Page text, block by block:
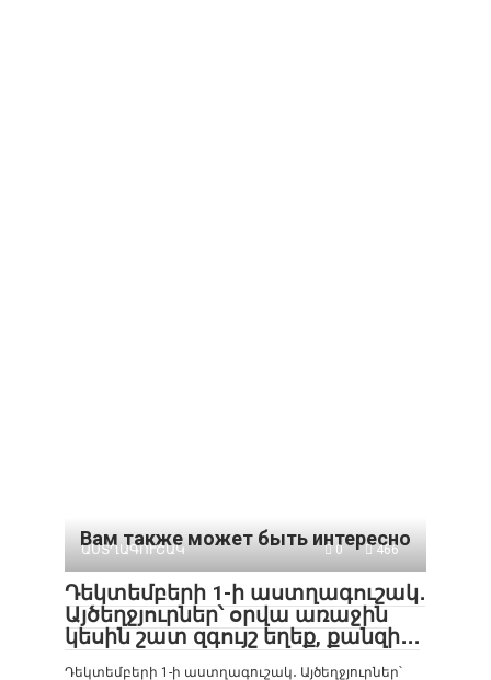
Вам также может быть интересно
ԱՍՏՂԱԳՈՒՇԱԿ 0 466
Դեկտեմբերի 1-ի աստղագուշակ․
Այծեղջյուրներ՝ օրվա առաջին
կեսին շատ զգույշ եղեք, քանզի․․․
Դեկտեմբերի 1-ի աստղագուշակ․ Այծեղջյուրներ՝